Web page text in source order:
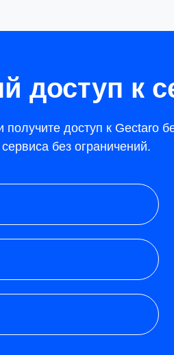
доступ к
получите доступ к Gectaro
без ограничений.